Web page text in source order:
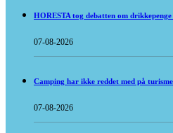
HORESTA tog debatten om
07-08-2026
Camping har ikke reddet med på
07-08-2026